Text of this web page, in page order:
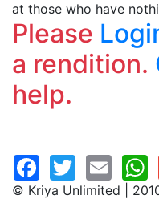
at those who have
Please
a rendition.
help.
© Kriya Unlimited |